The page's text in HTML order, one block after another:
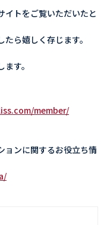
イトをご覧いただいたと
ら嬉しく存じます。
す。
member/
ョンに関するお役立ち情